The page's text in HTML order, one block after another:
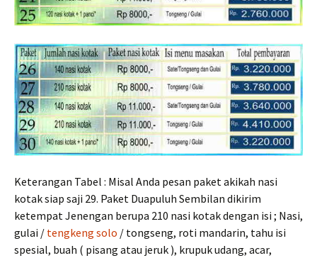
Keterangan Tabel : Misal Anda pesan paket akikah nasi
kotak siap saji 29. Paket Duapuluh Sembilan dikirim
ketempat Jenengan berupa 210 nasi kotak dengan isi ; Nasi,
gulai / tengkeng solo / tongseng, roti mandarin, tahu isi
spesial, buah ( pisang atau jeruk ), krupuk udang, acar,